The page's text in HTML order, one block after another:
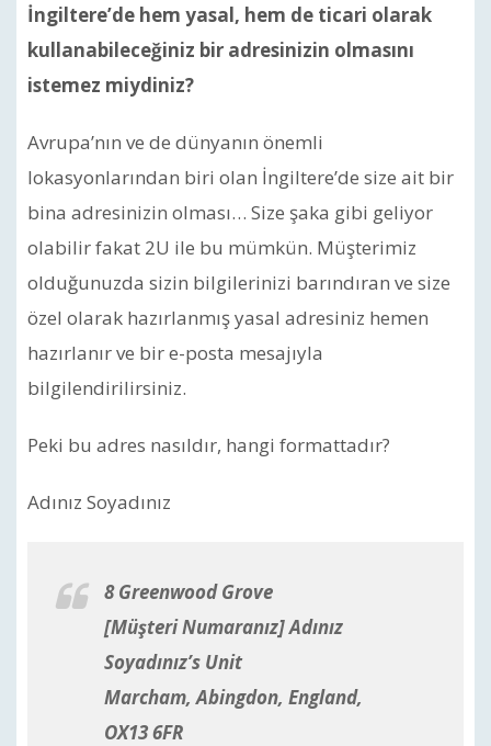
İngiltere’de hem yasal, hem de ticari olarak
kullanabileceğiniz bir adresinizin olmasını
istemez miydiniz?
Avrupa’nın ve de dünyanın önemli
lokasyonlarından biri olan İngiltere’de size ait bir
bina adresinizin olması… Size şaka gibi geliyor
olabilir fakat 2U ile bu mümkün. Müşterimiz
olduğunuzda sizin bilgilerinizi barındıran ve size
özel olarak hazırlanmış yasal adresiniz hemen
hazırlanır ve bir e-posta mesajıyla
bilgilendirilirsiniz.
Peki bu adres nasıldır, hangi formattadır?
Adınız Soyadınız
8 Greenwood Grove
[Müşteri Numaranız] Adınız
Soyadınız’s Unit
Marcham, Abingdon, England,
OX13 6FR